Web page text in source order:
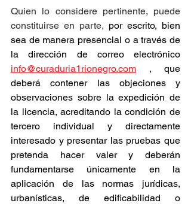
Quien lo considere pertinente, puede
constituirse en parte, por escrito, bien
sea de manera presencial o a través de
info@curaduria1rionegro.com , que
deberá contener las objeciones y
observaciones sobre la expedición de
la licencia, acreditando la condición de
tercero individual y directamente
interesado y presentar las pruebas que
pretenda hacer valer y deberán
fundamentarse únicamente en la
aplicación de las normas jurídicas,
urbanísticas, de edificabilidad o